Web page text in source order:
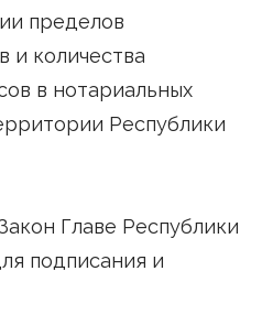
пределов
и количества
в нотариальных
Республики
Главе Республики
подписания и